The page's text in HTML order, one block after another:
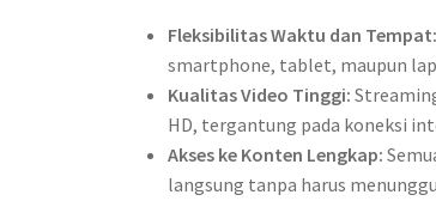
Fleksibilitas Waktu dan Tempat:
smartphone, tablet, maupun
Kualitas Video Tinggi:
HD, tergantung pada koneksi
Akses ke Konten Lengkap:
langsung tanpa harus